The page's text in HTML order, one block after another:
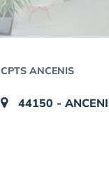
CPTS ANCENIS
44150 -